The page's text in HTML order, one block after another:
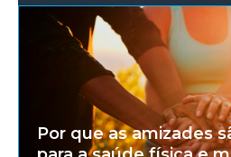
Por que as amizades